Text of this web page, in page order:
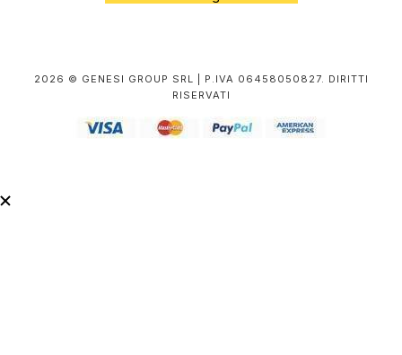
2026 © GENESI GROUP SRL | P.IVA 06458050827. DIRITTI
RISERVATI